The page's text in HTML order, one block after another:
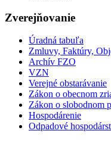
Zverejňovanie
Úradná tabuľa
Zmluvy, Faktúry,
Archív FZO
VZN
Verejné obstarávanie
Zákon o obecnom
Zákon o slobodnom
Hospodárenie
Odpadové